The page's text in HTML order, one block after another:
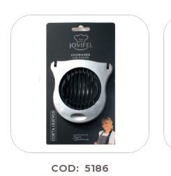
COD: 5186